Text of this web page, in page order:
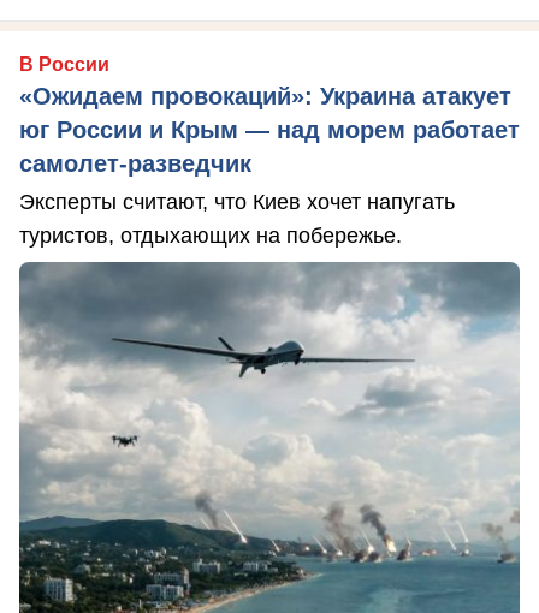
В России
«Ожидаем провокаций»: Украина атакует
юг России и Крым — над морем работает
самолет-разведчик
Эксперты считают, что Киев хочет напугать
туристов, отдыхающих на побережье.